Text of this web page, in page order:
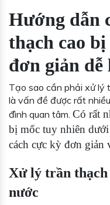
Hướng dẫn
thạch cao
đơn giản dễ
Tạo sao cần phải xử lý
là vấn đề được rất
đình quan tâm. Có rất
bị mốc tuy nhiên
cách cực kỳ đơn giản
Xử lý trần thạch
nước